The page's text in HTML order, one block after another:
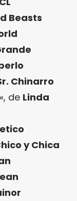
Beasts
Chinarro
«, de Linda
y Chica